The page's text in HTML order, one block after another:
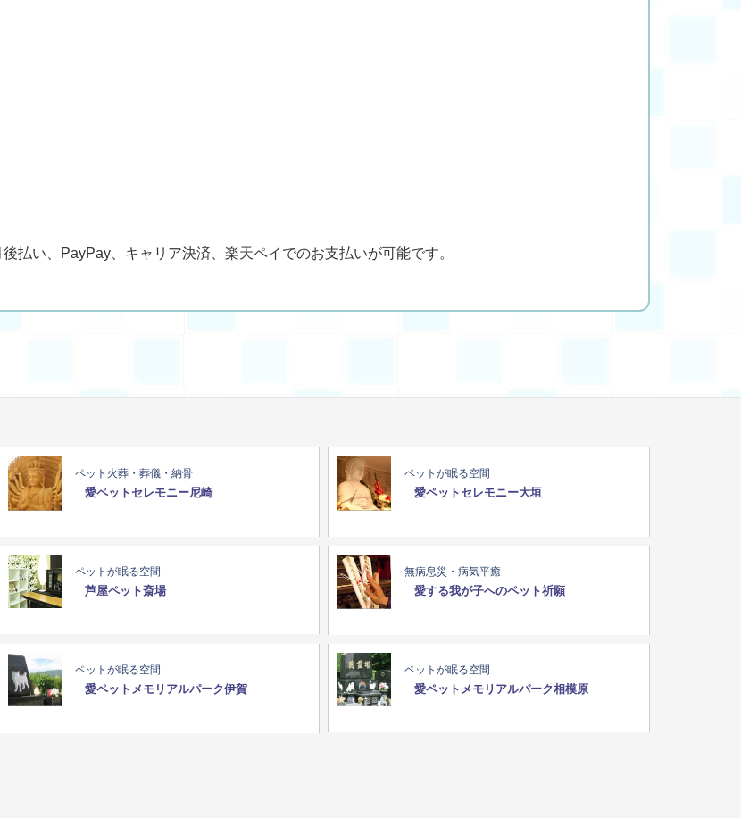
払い、PayPay、キャリア決済、楽天ペイでのお支払いが可能です。
ペット火葬・葬儀・納骨
愛ペットセレモニー尼崎
ペットが眠る空間
愛ペットセレモニー大垣
ペットが眠る空間
芦屋ペット斎場
無病息災・病気平癒
愛する我が子へのペット祈願
ペットが眠る空間
愛ペットメモリアルパーク伊賀
ペットが眠る空間
愛ペットメモリアルパーク相模原